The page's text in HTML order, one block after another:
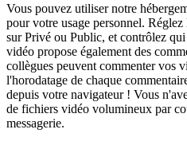
Vous pouvez utiliser notre
pour votre usage personnel.
sur Privé ou Public, et contrôlez
vidéo propose également des
collègues peuvent commenter vos
l'horodatage de chaque
depuis votre navigateur ! Vous
de fichiers vidéo volumineux par
messagerie.